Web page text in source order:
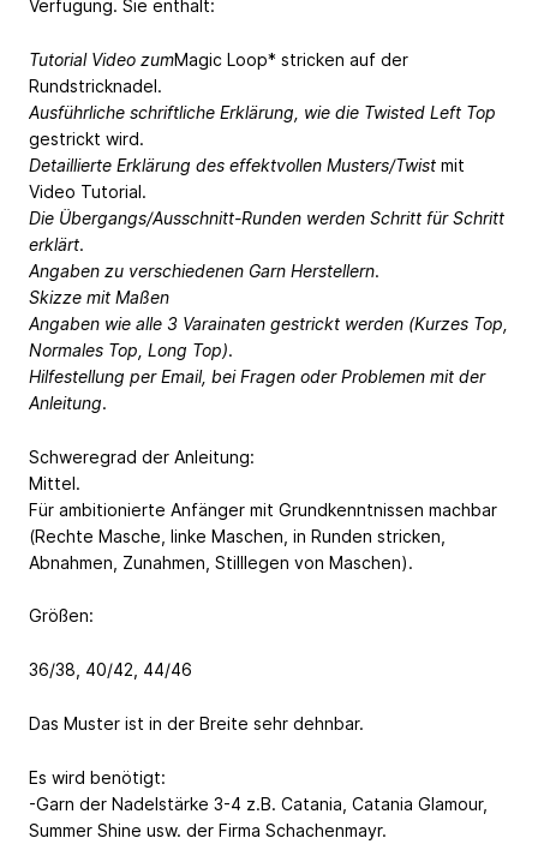
Verfügung. Sie enthält:
Tutorial Video zumMagic Loop* stricken auf der
Rundstricknadel.
Ausführliche schriftliche Erklärung, wie die Twisted Left Top
gestrickt wird.
Detaillierte Erklärung des effektvollen Musters/Twist mit
Video Tutorial.
Die Übergangs/Ausschnitt-Runden werden Schritt für Schritt
erklärt.
Angaben zu verschiedenen Garn Herstellern.
Skizze mit Maßen
Angaben wie alle 3 Varainaten gestrickt werden (Kurzes Top,
Normales Top, Long Top).
Hilfestellung per Email, bei Fragen oder Problemen mit der
Anleitung.
Schweregrad der Anleitung:
Mittel.
Für ambitionierte Anfänger mit Grundkenntnissen machbar
(Rechte Masche, linke Maschen, in Runden stricken,
Abnahmen, Zunahmen, Stilllegen von Maschen).
Größen:
36/38, 40/42, 44/46
Das Muster ist in der Breite sehr dehnbar.
Es wird benötigt:
-Garn der Nadelstärke 3-4 z.B. Catania, Catania Glamour,
Summer Shine usw. der Firma Schachenmayr.